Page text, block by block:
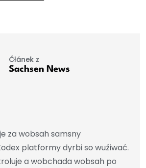
Čłánek z
Sachsen News
za wobsah samsny
platformy dyrbi so wužiwać.
a wobchada wobsah po